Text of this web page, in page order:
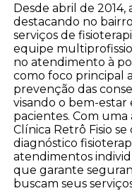
Desde abril de 2014,
destacando no
serviços de
equipe
no atendimento à
como foco principal
prevenção das
visando o bem-estar
pacientes. Com
Clínica Retrô Fisio
diagnóstico
atendimentos
que garante
buscam seus